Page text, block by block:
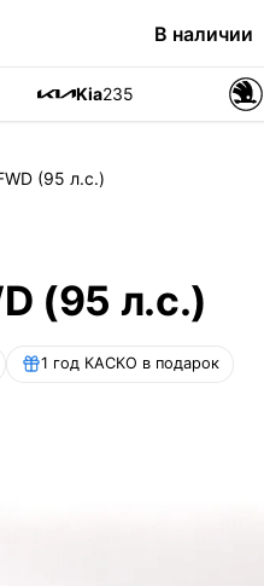
В наличии
Kia235
(95 л.с.)
(95 л.с.)
1 год КАСКО в подарок